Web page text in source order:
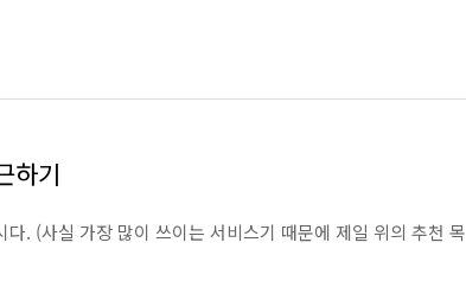
하기
. (사실 가장 많이 쓰이는 서비스기 때문에 제일 위의 추천 목